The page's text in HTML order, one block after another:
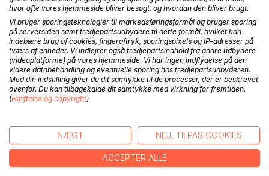
BESKRIVELSE
Den lille sjæl møder sine forældres sjæle i universet og
aftaler at den skal komme til dem på jorden.
Vi følger den lille sjæls rejse hertil og hvordan den finder
frem til de helt rigtige forældre.
En strålende engel hjælper den på vejen.
hvor ofte vores hjemmeside bliver besøgt, og hvordan den bliver brugt.
Vi bruger sporingsteknologier til markedsføringsformål og bruger sporing
på serversiden samt tredjepartsudbydere til dette formål, hvilket kan
indebære brug af cookies, fingeraftryk, sporingspixels og IP-adresser på
tværs af enheder. Vi indlejrer også tredjepartsindhold fra andre udbydere
(videoplatforme) på vores hjemmeside. Vi har ingen indflydelse på den
videre databehandling og eventuelle sporing hos tredjepartsudbyderen.
Med din indstilling giver du dit samtykke til de processer, der er beskrevet
ovenfor. Du kan tilbagekalde dit samtykke med virkning for fremtiden.
(Hæftelse og copyright)
NÆGT NEJ, TILPAS COOKIES
ACCEPTER ALLE